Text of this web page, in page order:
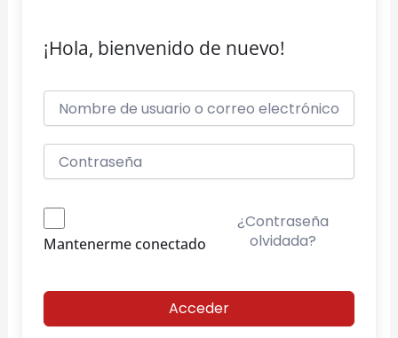
¡Hola, bienvenido de nuevo!
Mantenerme conectado
¿Contraseña
olvidada?
Acceder